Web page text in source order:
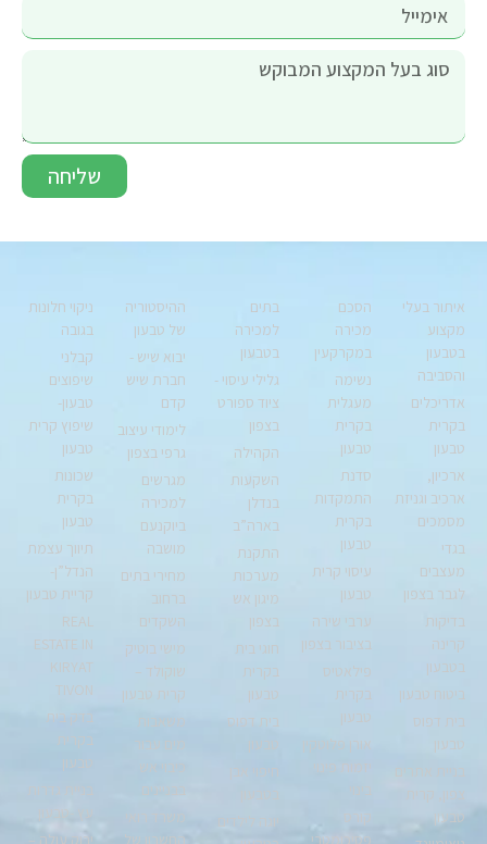
שליחה
איתור בעלי
מקצוע
בטבעון
והסביבה
אדריכלים
בקרית
טבעון
ארכיון,
ארכיב וגניזת
מסמכים
בגדי
מעצבים
לגבר בצפון
בדיקות
קרינה
בטבעון
ביטוח טבעון
בית דפוס
טבעון
בניית אתרים
טבעון
הסכם
מכירה
במקרקעין
נשימה
מעגלית
בקרית
טבעון
סדנת
התמקדות
בקרית
טבעון
עיסוי קרית
טבעון
ערבי שירה
בציבור בצפון
פילאטיס
בקרית
טבעון
אורן פלוטקין
פסיכומטרי
בתים
למכירה
בטבעון
גלילי עיסוי -
ציוד ספורט
בצפון
הקהילה
השקעות
בנדלן
בארה”ב
התקנת
מערכות
מיגון אש
בצפון
חוגי בית
בקרית
טבעון
בית דפוס
חיפוי אבן
ההיסטוריה
של טבעון
יבוא שיש -
חברת שיש
קדם
לימודי עיצוב
גרפי בצפון
מגרשים
למכירה
ביוקנעם
מושבה
מחירי בתים
ברחוב
השקדים
מישי בוטיק
שוקולד –
קרית טבעון
משאבות
מים עבור
החשבון של
ניקוי חלונות
בגובה
קבלני
שיפוצים
טבעון-
שיפוץ קרית
טבעון
שכונות
בקרית
טבעון
תיווך עצמת
הנדל”ן-
קריית טבעון
REAL
ESTATE IN
KIRYAT
TIVON
בדק בית
בקרית
טבעון
עץ -טבעון
ירוק עולה –